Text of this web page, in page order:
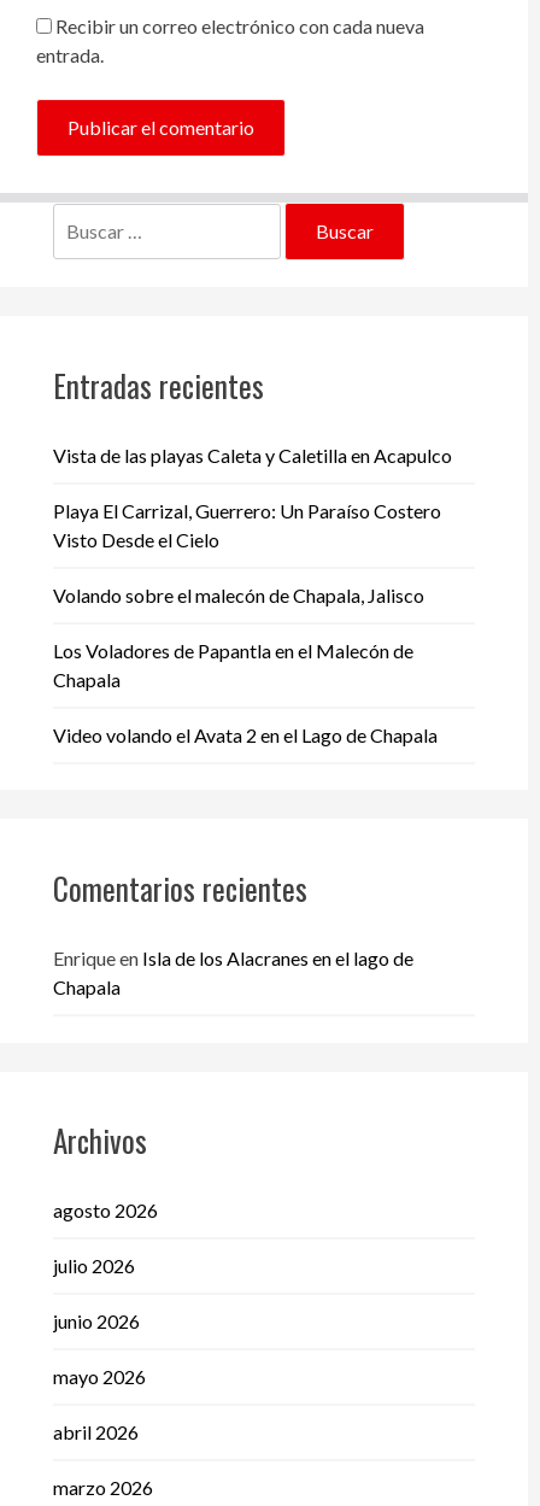
Recibir un correo electrónico con cada nueva
entrada.
Entradas recientes
Vista de las playas Caleta y Caletilla en Acapulco
Playa El Carrizal, Guerrero: Un Paraíso Costero
Visto Desde el Cielo
Volando sobre el malecón de Chapala, Jalisco
Los Voladores de Papantla en el Malecón de
Chapala
Video volando el Avata 2 en el Lago de Chapala
Comentarios recientes
Enriqueen Isla de los Alacranes en el lago de
Chapala
Archivos
agosto 2026
julio 2026
junio 2026
mayo 2026
abril 2026
marzo 2026